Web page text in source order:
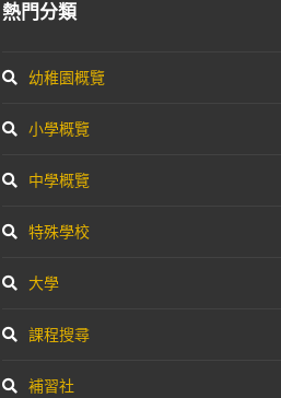
熱門分類
幼稚園概覽
小學概覽
中學概覽
特殊學校
大學
課程搜尋
補習社